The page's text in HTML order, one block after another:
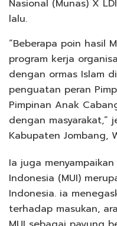
Nasional (Munas) X
lalu.
“Beberapa poin hasil
program kerja
dengan ormas Islam
penguatan peran
Pimpinan Anak
dengan masyarakat,”
Kabupaten Jombang,
Ia juga
Indonesia (MUI)
Indonesia. ia
terhadap masukan,